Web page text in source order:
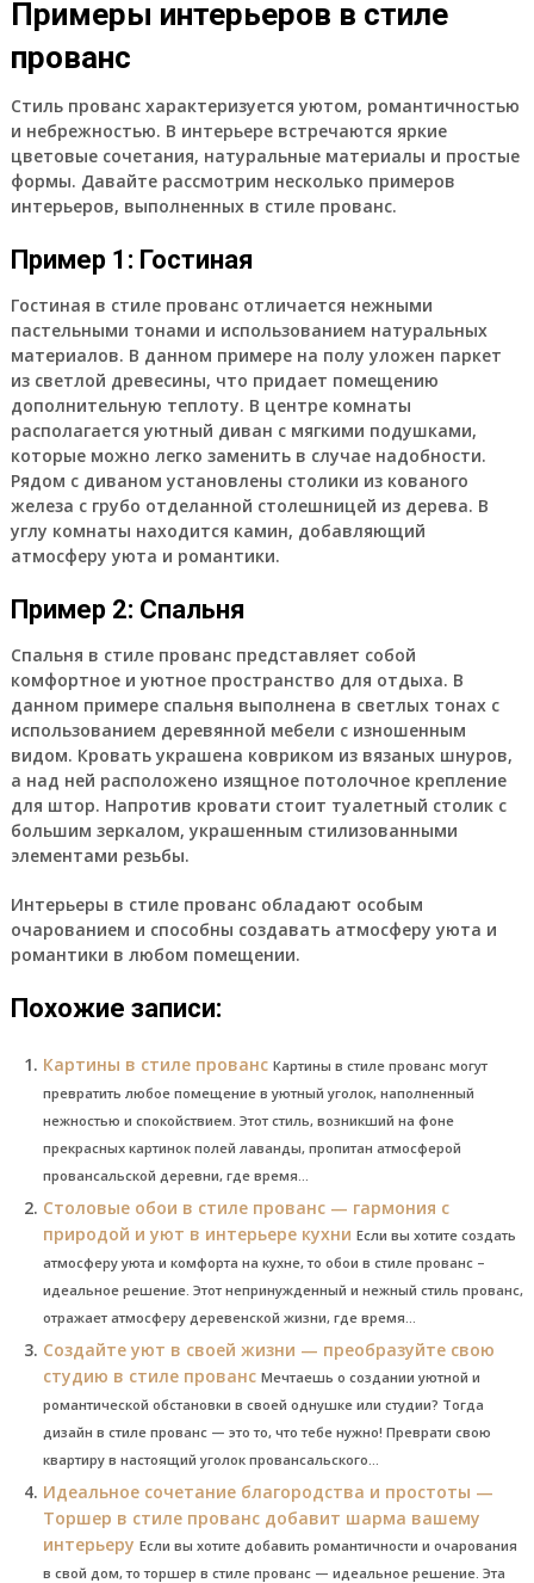
Примеры интерьеров в стиле
прованс
Стиль прованс характеризуется уютом, романтичностью
и небрежностью. В интерьере встречаются яркие
цветовые сочетания, натуральные материалы и простые
формы. Давайте рассмотрим несколько примеров
интерьеров, выполненных в стиле прованс.
Пример 1: Гостиная
Гостиная в стиле прованс отличается нежными
пастельными тонами и использованием натуральных
материалов. В данном примере на полу уложен паркет
из светлой древесины, что придает помещению
дополнительную теплоту. В центре комнаты
располагается уютный диван с мягкими подушками,
которые можно легко заменить в случае надобности.
Рядом с диваном установлены столики из кованого
железа с грубо отделанной столешницей из дерева. В
углу комнаты находится камин, добавляющий
атмосферу уюта и романтики.
Пример 2: Спальня
Спальня в стиле прованс представляет собой
комфортное и уютное пространство для отдыха. В
данном примере спальня выполнена в светлых тонах с
использованием деревянной мебели с изношенным
видом. Кровать украшена ковриком из вязаных шнуров,
а над ней расположено изящное потолочное крепление
для штор. Напротив кровати стоит туалетный столик с
большим зеркалом, украшенным стилизованными
элементами резьбы.
Интерьеры в стиле прованс обладают особым
очарованием и способны создавать атмосферу уюта и
романтики в любом помещении.
Похожие записи:
Картины в стиле прованс Картины в стиле прованс могут
превратить любое помещение в уютный уголок, наполненный
нежностью и спокойствием. Этот стиль, возникший на фоне
прекрасных картинок полей лаванды, пропитан атмосферой
провансальской деревни, где время...
Столовые обои в стиле прованс — гармония с
природой и уют в интерьере кухни Если вы хотите создать
атмосферу уюта и комфорта на кухне, то обои в стиле прованс –
идеальное решение. Этот непринужденный и нежный стиль прованс,
отражает атмосферу деревенской жизни, где время...
Создайте уют в своей жизни — преобразуйте свою
студию в стиле прованс Мечтаешь о создании уютной и
романтической обстановки в своей однушке или студии? Тогда
дизайн в стиле прованс — это то, что тебе нужно! Преврати свою
квартиру в настоящий уголок провансальского...
Идеальное сочетание благородства и простоты —
Торшер в стиле прованс добавит шарма вашему
интерьеру Если вы хотите добавить романтичности и очарования
в свой дом, то торшер в стиле прованс — идеальное решение. Эта